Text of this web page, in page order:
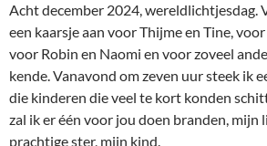
Acht december 2024, wereldlichtjesdag.
een kaarsje aan voor Thijme en Tine,
voor Robin en Naomi en voor zoveel
kende. Vanavond om zeven uur steek ik
die kinderen die veel te kort konden
zal ik er één voor jou doen branden, mijn
prachtige ster, mijn kind.